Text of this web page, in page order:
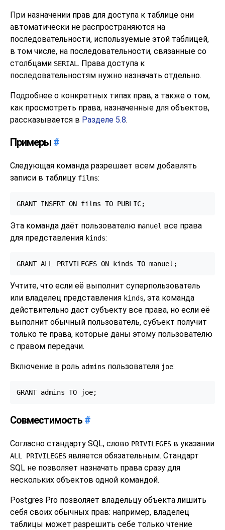
При назначении прав для доступа к таблице они
автоматически не распространяются на
последовательности, используемые этой таблицей,
в том числе, на последовательности, связанные со
столбцами SERIAL . Права доступа к
последовательностям нужно назначать отдельно.
Подробнее о конкретных типах прав, а также о том,
как просмотреть права, назначенные для объектов,
рассказывается в Разделе 5.8.
Примеры #
Следующая команда разрешает всем добавлять
записи в таблицу films:
GRANT INSERT ON films TO PUBLIC;
Эта команда даёт пользователю manuel все права
для представления kinds:
GRANT ALL PRIVILEGES ON kinds TO manuel;
Учтите, что если её выполнит суперпользователь
или владелец представления kinds, эта команда
действительно даст субъекту все права, но если её
выполнит обычный пользователь, субъект получит
только те права, которые даны этому пользователю
с правом передачи.
Включение в роль admins пользователя joe:
GRANT admins TO joe;
Совместимость #
Согласно стандарту SQL, слово PRIVILEGES в указании
ALL PRIVILEGES является обязательным. Стандарт
SQL не позволяет назначать права сразу для
нескольких объектов одной командой.
Postgres Pro позволяет владельцу объекта лишить
себя своих обычных прав: например, владелец
таблицы может разрешить себе только чтение